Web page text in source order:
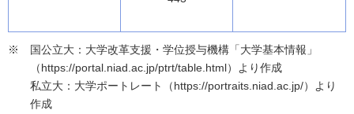
国公立大：大学改革支援・学位授与機構「大学基本情報」
（https://portal.niad.ac.jp/ptrt/table.html）より作成
私立大：大学ポートレート（https://portraits.niad.ac.jp/）より
作成